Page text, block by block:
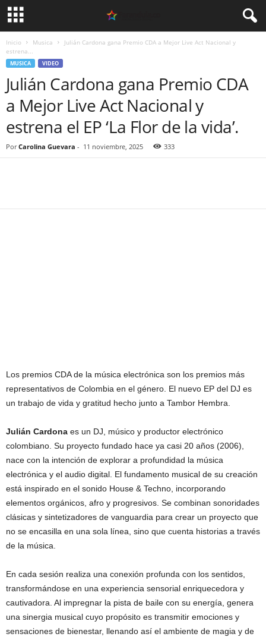
Inicio Musica
Julián Cardona gana Premio CDA a Mejor Live Act Nacional y
estrena...
MUSICA VIDEO
Julián Cardona gana Premio CDA
a Mejor Live Act Nacional y
estrena el EP ‘La Flor de la vida’.
Por Carolina Guevara - 11 noviembre, 2025 333
Los premios CDA de la música electrónica son los premios más
representativos de Colombia en el género. El nuevo EP del DJ es
un trabajo de vida y gratitud hecho junto a Tambor Hembra.
Julián Cardona es un DJ, músico y productor electrónico
colombiano. Su proyecto fundado hace ya casi 20 años (2006),
nace con la intención de explorar a profundidad la música
electrónica y el audio digital. El fundamento musical de su creación
está inspirado en el sonido House & Techno, incorporando
elementos orgánicos, afro y progresivos. Se combinan sonoridades
clásicas y sintetizadores de vanguardia para crear un proyecto que
no se encasilla en una sola línea, sino que cuenta historias a través
de la música.
En cada sesión realiza una conexión profunda con los sentidos,
transformándose en una experiencia sensorial enriquecedora y
cautivadora. Al impregnar la pista de baile con su energía, genera
una sinergia musical cuyo propósito es transmitir emociones y
sensaciones de bienestar, llenando así el ambiente de magia y de